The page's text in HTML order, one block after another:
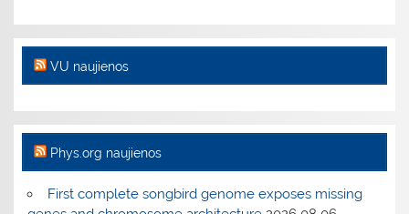
VU naujienos
Phys.org naujienos
First complete songbird genome exposes missing